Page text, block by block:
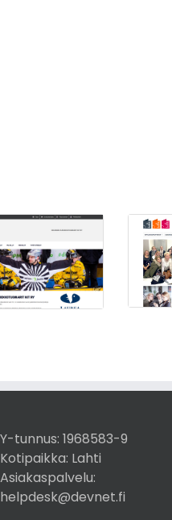
Y-tunnus: 1968583-9
Kotipaikka: Lahti
Asiakaspalvelu:
helpdesk@devnet.fi